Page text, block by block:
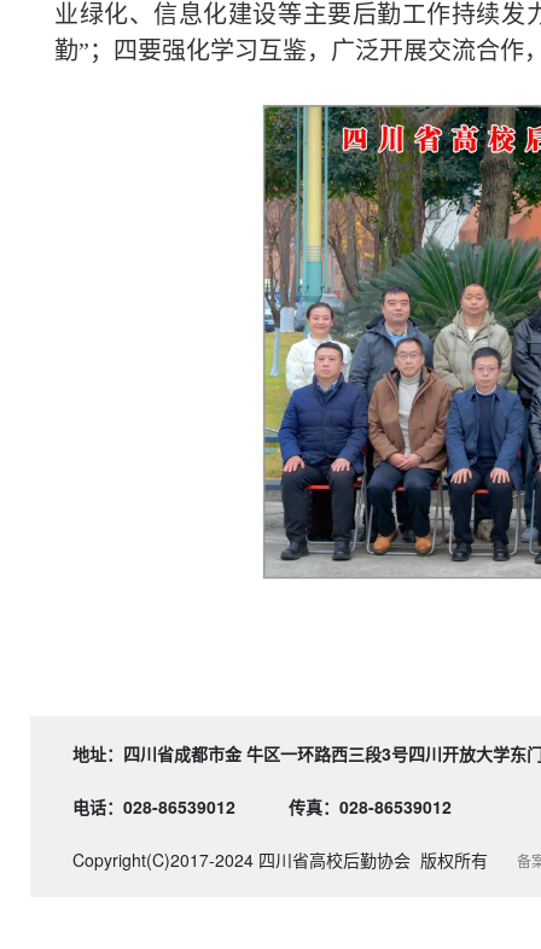
业绿化、信息化建设等主要后勤工作持续
勤”；四要强化学习互鉴，广泛开展交流合作
地址：四川省成都市金 牛区一环路西三段3号四川开
电话：028-86539012 传真：028-86539012
Copyright(C)2017-2024 四川省高校后勤协会 版权所有 备